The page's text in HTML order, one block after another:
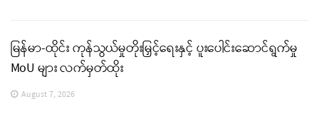
မြန်မာ-ထိုင်း ကုန်သွယ်မှုတိုးမြှင့်ရေးနှင့် ပူးပေါင်းဆောင်ရွက်မှု
MoU များ လက်မှတ်ထိုး
August 7, 2026